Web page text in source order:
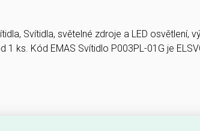
Svítidla, světelné zdroje a LED osvětlení,
ks. Kód EMAS Svítidlo P003PL-01G je